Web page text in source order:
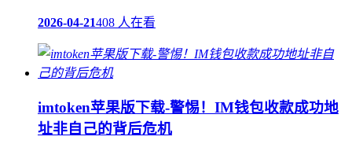
2026-04-21408 人在看
imtoken苹果版下载-警惕！IM钱包收款成功地
址非自己的背后危机